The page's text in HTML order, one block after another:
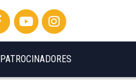
PATROCINADORES